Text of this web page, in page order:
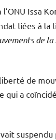
l’ONU Issa
liées à
de
de
qui a